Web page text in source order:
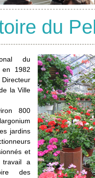
du
du
en 1982
la Ville
800
jardins
et
travail a
des